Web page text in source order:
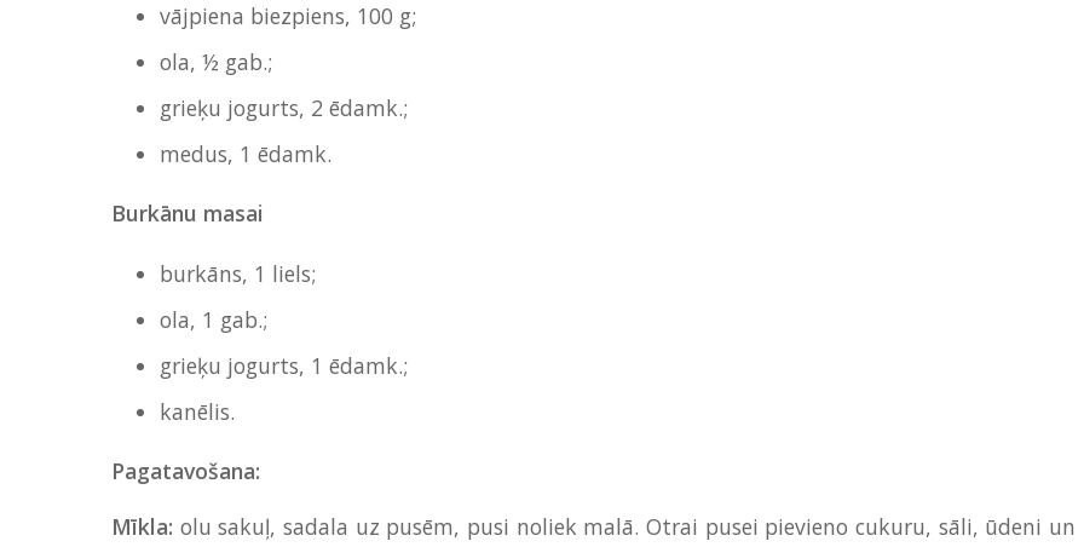
vājpiena biezpiens, 100 g;
ola, ½ gab.;
grieķu jogurts, 2 ēdamk.;
medus, 1 ēdamk.
Burkānu masai
burkāns, 1 liels;
ola, 1 gab.;
grieķu jogurts, 1 ēdamk.;
kanēlis.
Pagatavošana:
Mīkla: olu sakuļ, sadala uz pusēm, pusi noliek malā. Otrai pusei pievieno cukuru, sāli, ūdeni